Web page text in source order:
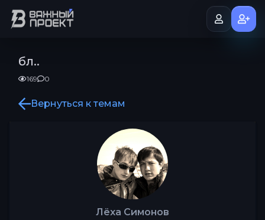
бл..
169 0
Вернуться к темам
Лёха Симонов